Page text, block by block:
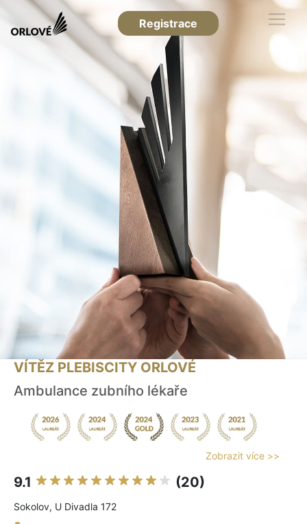
Registrace
VÍTĚZ PLEBISCITY ORLOVÉ
Ambulance zubního lékaře
Zobrazit více >>
9.1 (20)
Sokolov, U Divadla 172